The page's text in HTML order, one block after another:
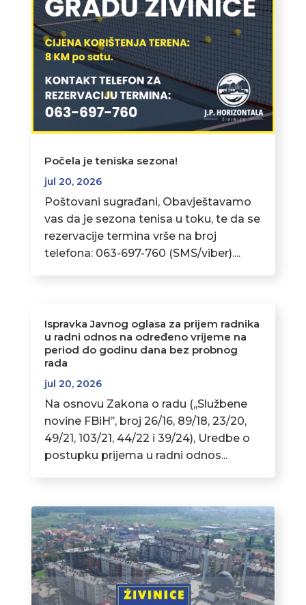
Počela je teniska sezona!
jul 20, 2026
Poštovani sugrađani, Obavještavamo
vas da je sezona tenisa u toku, te da se
rezervacije termina vrše na broj
telefona: 063-697-760 (SMS/viber)....
Ispravka Javnog oglasa za prijem radnika
u radni odnos na određeno vrijeme na
period do godinu dana bez probnog
rada
jul 20, 2026
Na osnovu Zakona o radu (,,Službene
novine FBiH’’, broj 26/16, 89/18, 23/20,
49/21, 103/21, 44/22 i 39/24), Uredbe o
postupku prijema u radni odnos...